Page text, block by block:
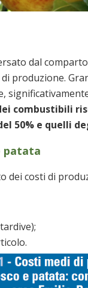
dal
produzione.
combustibili
50% e quelli
patata
dei costi di